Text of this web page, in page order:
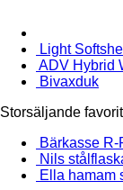
Light
ADV Hybrid
Bivaxduk
Storsäljande
Bärkasse
Nils
Ella hamam